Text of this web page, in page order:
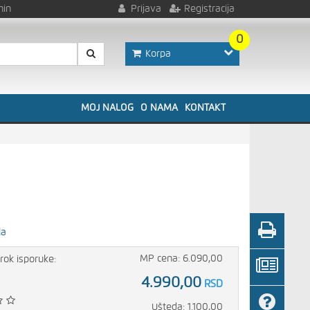
Prijava Registracija
0
Korpa
MOJ NALOG O NAMA KONTAKT
isporuke: MP cena: 6.090,00
4.990,00RSD
Ušteda: 1.100,00